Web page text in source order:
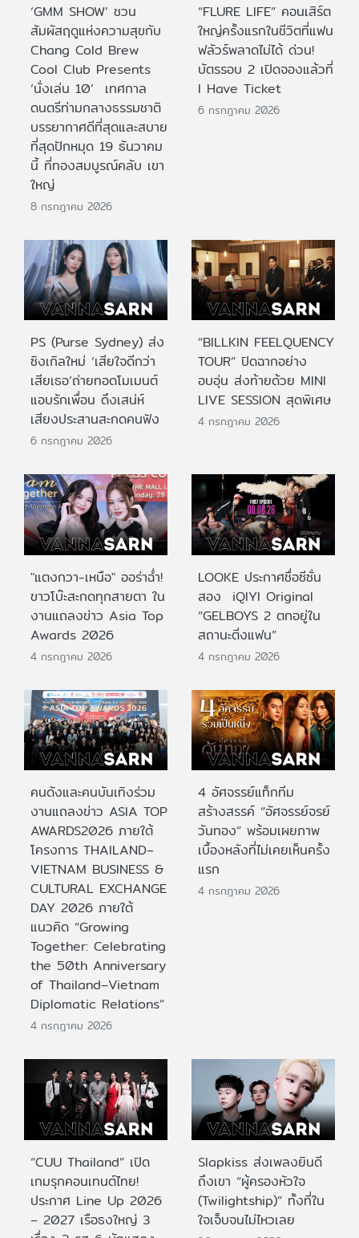
‘GMM SHOW’ ชวน
สัมผัสฤดูแห่งความสุขกับ
Chang Cold Brew
Cool Club Presents
‘นั่งเล่น 10’ เทศกาล
ดนตรีท่ามกลางธรรมชาติ
บรรยากาศดีที่สุดและสบาย
ที่สุดปักหมุด 19 ธันวาคม
นี้ ที่ทองสมบูรณ์คลับ เขา
ใหญ่
8 กรกฎาคม 2026
“FLURE LIFE” คอนเสิร์ต
ใหญ่ครั้งแรกในชีวิตที่แฟน
ฟลัวร์พลาดไม่ได้ ด่วน!
บัตรรอบ 2 เปิดจองแล้วที่
I Have Ticket
6 กรกฎาคม 2026
PS (Purse Sydney) ส่ง
ซิงเกิลใหม่ ‘เสียใจดีกว่า
เสียเธอ’ถ่ายทอดโมเมนต์
แอบรักเพื่อน ดึงเสน่ห์
เสียงประสานสะกดคนฟัง
6 กรกฎาคม 2026
“BILLKIN FEELQUENCY
TOUR” ปิดฉากอย่าง
อบอุ่น ส่งท้ายด้วย MINI
LIVE SESSION สุดพิเศษ
4 กรกฎาคม 2026
"แตงกวา-เหนือ" ออร่าฉ่ำ!
ขาวโบ๊ะสะกดทุกสายตา ใน
งานแถลงข่าว Asia Top
Awards 2026
4 กรกฎาคม 2026
LOOKE ประกาศชื่อซีซั่น
สอง iQIYI Original
“GELBOYS 2 ตกอยู่ใน
สถานะติ่งแฟน”
4 กรกฎาคม 2026
คนดังและคนบันเทิงร่วม
งานแถลงข่าว ASIA TOP
AWARDS2026 ภายใต้
โครงการ THAILAND–
VIETNAM BUSINESS &
CULTURAL EXCHANGE
DAY 2026 ภายใต้
แนวคิด “Growing
Together: Celebrating
the 50th Anniversary
of Thailand–Vietnam
Diplomatic Relations”
4 กรกฎาคม 2026
4 อัศจรรย์แท็กทีม
สร้างสรรค์ “อัศจรรย์จรย์
วันทอง” พร้อมเผยภาพ
เบื้องหลังที่ไม่เคยเห็นครั้ง
แรก
4 กรกฎาคม 2026
“CUU Thailand” เปิด
เกมรุกคอนเทนต์ไทย!
ประกาศ Line Up 2026
– 2027 เรือธงใหญ่ 3
Slapkiss ส่งเพลงยินดี
ถึงเขา “ผู้ครองหัวใจ
(Twilightship)” ทั้งที่ใน
ใจเจ็บจนไม่ไหวเลย